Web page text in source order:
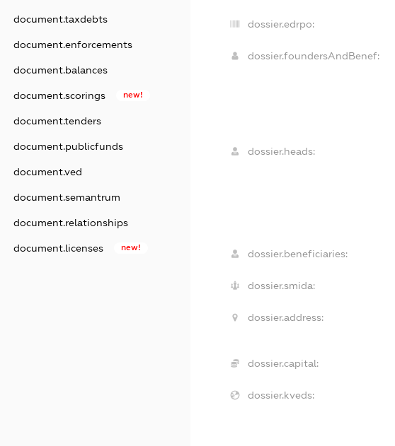
document.taxdebts
document.enforcements
document.balances
document.scorings new!
document.tenders
document.publicfunds
document.ved
document.semantrum
document.relationships
document.licenses new!
dossier.edrpo:
dossier.foundersAndBenef:
dossier.heads:
dossier.beneficiaries:
dossier.smida:
dossier.address:
dossier.capital:
dossier.kveds: